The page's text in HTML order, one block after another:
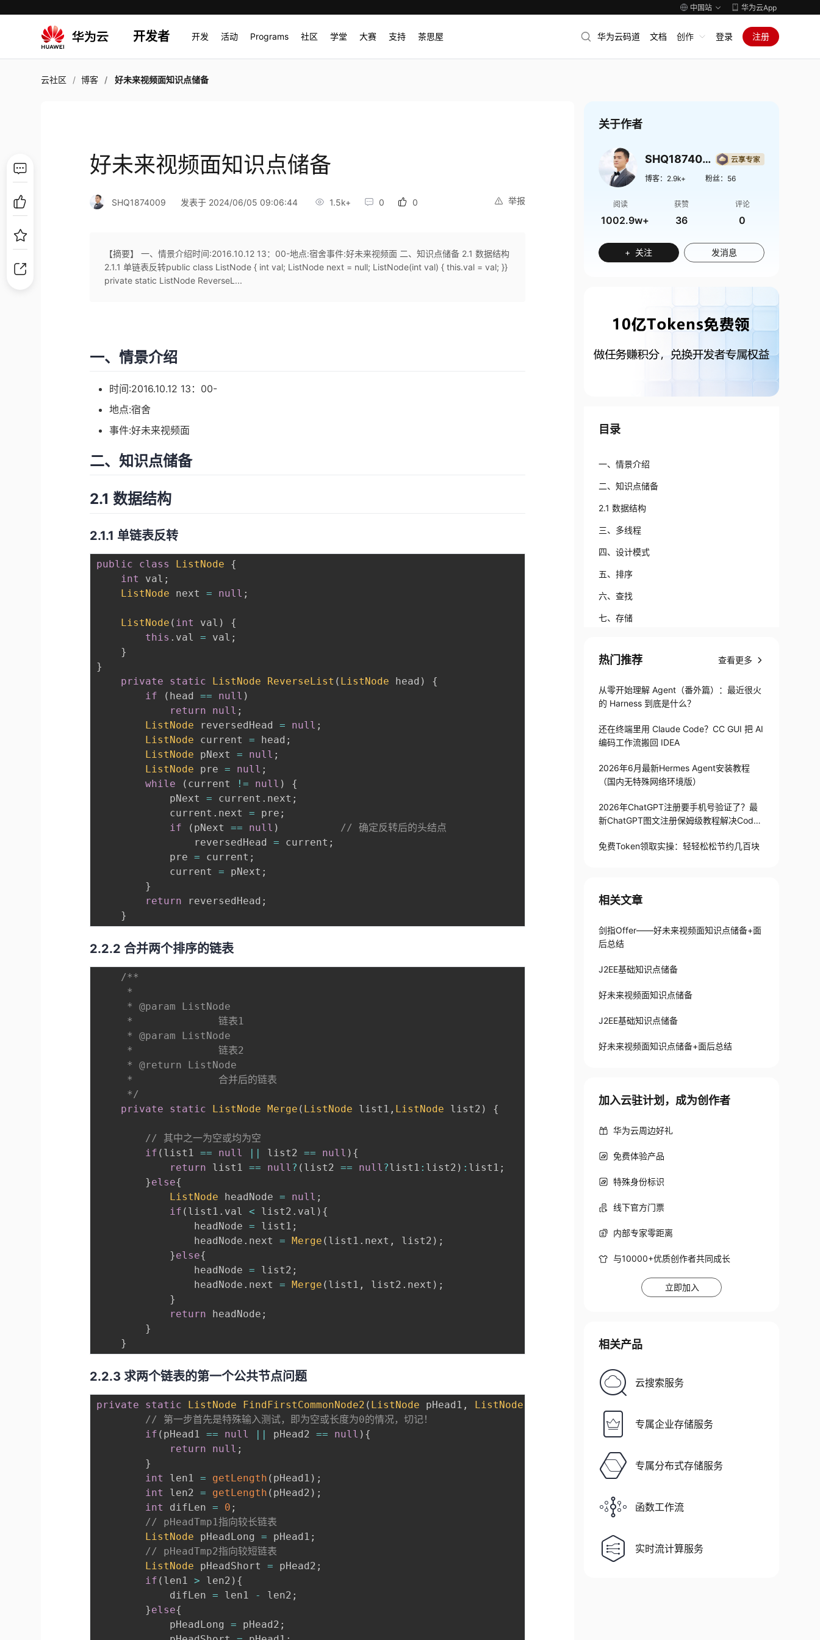
中国站 华为云App
开发者 开发 活动 Programs 社区 学堂 大赛 支持 茶思屋 华为云码道 文档 创作 登录 注册
云社区 博客 好未来视频面知识点储备
好未来视频面知识点储备
举报
SHQ1874009 发表于 2024/06/05 09:06:44 1.5k+ 0 0
【摘要】 一、情景介绍时间:2016.10.12 13：00-地点:宿舍事件:好未来视频面 二、知识点储备 2.1 数据结构
2.1.1 单链表反转public class ListNode { int val; ListNode next = null; ListNode(int val) { this.val = val; }}
private static ListNode ReverseL...
一、情景介绍
时间:2016.10.12 13：00-
地点:宿舍
事件:好未来视频面
二、知识点储备
2.1 数据结构
2.1.1 单链表反转
public class ListNode
{
int
val ;
ListNode next = null ;
ListNode ( int val )
{
this . val = val ;
}
}
private
static ListNode ReverseList ( ListNode head )
{
if
( head == null )
return
null ;
ListNode reversedHead = null ;
ListNode current = head ;
ListNode pNext = null ;
ListNode pre = null ;
while
( current != null )
{
			pNext
= current . next ;
			current
. next = pre ;
if
( pNext == null )
// 确定反转后的头结点
				reversedHead
= current ;
			pre
= current ;
			current
= pNext ;
}
return reversedHead ;
}
2.2.2 合并两个排序的链表
/**
	 */
private
static ListNode Merge ( ListNode list1 , ListNode list2 ) {
// 其中之一为空或均为空
if ( list1 == null || list2 == null ) {
return list1 == null ? ( list2 == null ?list1 : list2 ) : list1 ;
}else{
ListNode headNode = null ;
if ( list1 . val < list2 . val ) {
				headNode
= list1 ;
				headNode
. next = Merge ( list1 . next , list2 ) ;
}else{
				headNode
= list2 ;
				headNode
. next = Merge ( list1 , list2 . next ) ;
}
return headNode ;
}
}
2.2.3 求两个链表的第一个公共节点问题
private static ListNode FindFirstCommonNode2 ( ListNode pHead1 , ListNode
// 第一步首先是特殊输入测试，即为空或长度为0的情况，切记！
if ( pHead1 == null || pHead2 == null ) {
return
null ;
}
int
len1 = getLength ( pHead1 ) ;
int
len2 = getLength ( pHead2 ) ;
int
difLen = 0 ;
// pHeadTmp1指向较长链表
ListNode pHeadLong = pHead1 ;
// pHeadTmp2指向较短链表
ListNode pHeadShort = pHead2 ;
if ( len1 > len2 ) {
    		difLen
= len1 - len2 ;
}else{
    		pHeadLong
= pHead2 ;
关于作者
SHQ1874009
博客： 2.9k+ 粉丝： 56
阅读
1002.9w+
获赞
36
评论
0
+ 关注 发消息
目录
一、情景介绍
二、知识点储备
2.1 数据结构
三、多线程
四、设计模式
五、排序
六、查找
七、存储
九、J2EE
十、面后总结
热门推荐 查看更多
从零开始理解 Agent（番外篇）：最近很火
的 Harness 到底是什么？
还在终端里用 Claude Code？CC GUI 把 AI
编码工作流搬回 IDEA
2026年6月最新Hermes Agent安装教程
（国内无特殊网络环境版）
2026年ChatGPT注册要手机号验证了？最
新ChatGPT图文注册保姆级教程解决Codex
免费Token领取实操：轻轻松松节约几百块
相关文章
剑指Offer——好未来视频面知识点储备+面
后总结
J2EE基础知识点储备
好未来视频面知识点储备
J2EE基础知识点储备
好未来视频面知识点储备+面后总结
加入云驻计划，成为创作者
华为云周边好礼
免费体验产品
特殊身份标识
线下官方门票
内部专家零距离
与10000+优质创作者共同成长
立即加入
相关产品
云搜索服务
专属企业存储服务
专属分布式存储服务
函数工作流
实时流计算服务